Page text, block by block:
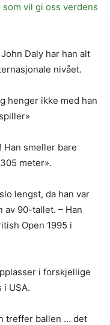
vil gi oss verdens
Daly har han alt
nivået.
henger ikke med han
Han smeller bare
meter».
lengst, da han var
av 90-tallet. – Han
Open 1995 i
i forskjellige
i USA.
treffer ballen … det